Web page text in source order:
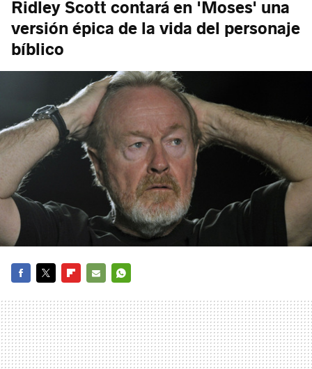
Ridley Scott contará en 'Moses' una
versión épica de la vida del personaje
bíblico
MAIL